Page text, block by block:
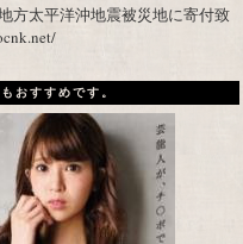
方太平洋沖地震被災地に寄付致
おすすめです。